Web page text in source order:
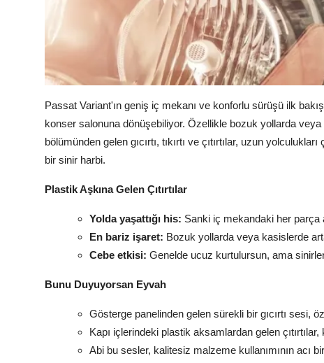
Passat Variant'ın geniş iç mekanı ve konforlu sürüşü ilk
konser salonuna dönüşebiliyor. Özellikle bozuk yollarda
bölümünden gelen gıcırtı, tıkırtı ve çıtırtılar, uzun
bir sinir harbi.
Plastik Aşkına Gelen Çıtırtılar
Yolda yaşattığı his: Sanki iç mekandaki her parça
En bariz işaret: Bozuk yollarda veya kasislerde
Cebe etkisi: Genelde ucuz kurtulursun, ama
Bunu Duyuyorsan Eyvah
Gösterge panelinden gelen sürekli bir gıcırtı sesi,
Kapı içlerindeki plastik aksamlardan gelen çıtırtılar,
Abi bu sesler, kalitesiz malzeme kullanımının acı